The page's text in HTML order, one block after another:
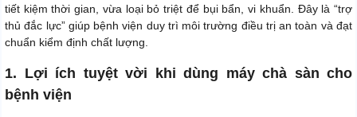
tiết kiệm thời gian, vừa loại bỏ triệt để bụi bẩn, vi khuẩn. Đây là “trợ
thủ đắc lực” giúp bệnh viện duy trì môi trường điều trị an toàn và đạt
chuẩn kiểm định chất lượng.
1. Lợi ích tuyệt vời khi dùng máy chà sàn cho
bệnh viện